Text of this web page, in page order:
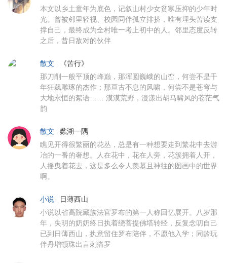
本文以乡土童年为底色，记叙山村少女贫寒压抑的少年时
光。曾被邻里轻视、校园同伴孤立排挤，唯有埋头苦读支
撑自己，最终成为全村唯一考上初中的人。邻里态度反转
之后，昔日敌对的伙伴
散文 《苦行》
那刀削一般平顶的峰巅，那浑圆巍峨的山峦，何尝不是千
年狂飙雕琢的杰作；那亘古不息的风啸，何尝不是苍穹与
大地永恒的絮语…… 漠漠荒野，漫漾出胡马啸风的苍茫气
韵
散文 蠡湖一隅
瞧见开得很繁丽的花丛，总是有一种想要走到繁花中去游
冶的一番的奢想。人在花中，花在人旁，花簇拥着人开，
人摇曳着花去，这是多么令人羡慕且神往的图画中的世界
啊。
小说 日薄西山
小说以省高院藏族法官罗布的第一人称回忆展开。八岁那
年，失明的奶奶终日执着绕菩提佛塔转经，反复念叨自己
已到日薄西山，执意留住罗布陪伴，不愿他入学；同龄玩
伴丹增顿珠出言刺痛罗